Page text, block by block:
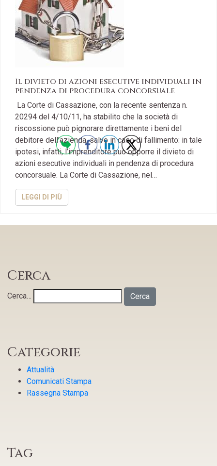
Il divieto di azioni esecutive individuali in
pendenza di procedura concorsuale
La Corte di Cassazione, con la recente sentenza n.
20294 del 4/10/11, ha stabilito che la società di
riscossione può pignorare direttamente i beni del
debitore dell’azienda, salvo in caso di fallimento: in tale
ipotesi, infatti, l’imprenditore può opporre il divieto di
azioni esecutive individuali in pendenza di procedura
concorsuale. La Corte di Cassazione, nel…
LEGGI DI PIÙ
Cerca
Cerca…
Categorie
Attualità
Comunicati Stampa
Rassegna Stampa
Tag